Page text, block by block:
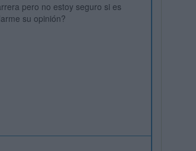
pero no estoy seguro si es
su opinión?